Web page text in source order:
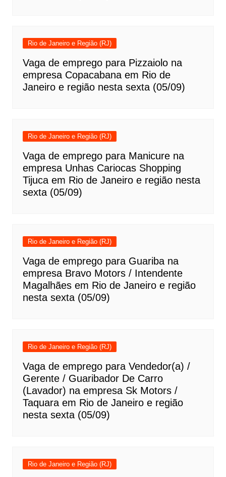
Rio de Janeiro e Região (RJ)
Vaga de emprego para Pizzaiolo na
empresa Copacabana em Rio de
Janeiro e região nesta sexta (05/09)
Rio de Janeiro e Região (RJ)
Vaga de emprego para Manicure na
empresa Unhas Cariocas Shopping
Tijuca em Rio de Janeiro e região nesta
sexta (05/09)
Rio de Janeiro e Região (RJ)
Vaga de emprego para Guariba na
empresa Bravo Motors / Intendente
Magalhães em Rio de Janeiro e região
nesta sexta (05/09)
Rio de Janeiro e Região (RJ)
Vaga de emprego para Vendedor(a) /
Gerente / Guaribador De Carro
(Lavador) na empresa Sk Motors /
Taquara em Rio de Janeiro e região
nesta sexta (05/09)
Rio de Janeiro e Região (RJ)